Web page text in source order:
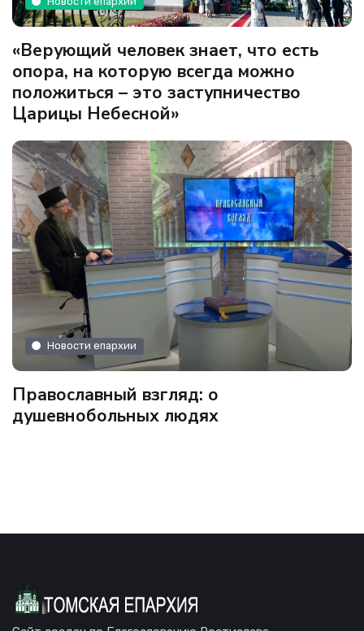
«Верующий человек знает, что есть
опора, на которую всегда можно
положиться – это заступничество
Царицы Небесной»
Новости епархии
Православный взгляд: о
душевнобольных людях